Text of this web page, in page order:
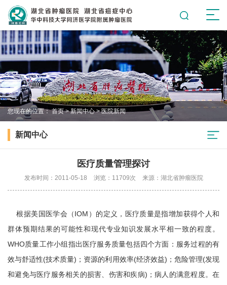
您现在的位置： 首页>新闻中心>医院新闻
新闻中心
医疗质量管理探讨
发布时间：2011-05-18 浏览：11709次 来源：湖北省肿瘤医院
根据美国医学会（IOM）的定义，医疗质量是指增加获得个人和
群体预期结果的可能性和现代专业知识发展水平相一致的程度。
WHO质量工作小组指出医疗服务质量包括四个方面：服务过程的有
效与舒适性(技术质量)；资源的利用效率(经济效益)；危险管理(发现
和避免与医疗服务相关的损害、伤害和疾病)；病人的满意程度。在